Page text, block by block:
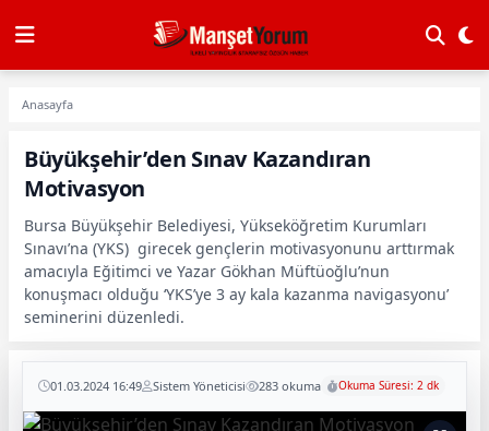
Anasayfa
Büyükşehir’den Sınav Kazandıran
Motivasyon
Bursa Büyükşehir Belediyesi, Yükseköğretim Kurumları
Sınavı’na (YKS) girecek gençlerin motivasyonunu arttırmak
amacıyla Eğitimci ve Yazar Gökhan Müftüoğlu’nun
konuşmacı olduğu ‘YKS’ye 3 ay kala kazanma navigasyonu’
seminerini düzenledi.
01.03.2024 16:49 Sistem Yöneticisi 283 okuma Okuma Süresi: 2 dk